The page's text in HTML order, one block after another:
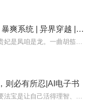
万界交易所 | 都市异能 | 暴爽系统 | 异界穿越 | 金手指爽文
则必有所忍|AI电子书